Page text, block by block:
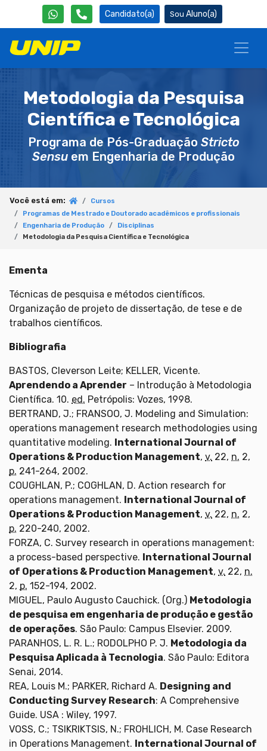
Candidato(a) Aluno(a)
Metodologia da Pesquisa
Científica e Tecnológica
Programa de Pós-Graduação Stricto
Sensu em Engenharia de Produção
Você está em:
Cursos
Programas de Mestrado e Doutorado acadêmicos e profissionais
Engenharia de Produção
Disciplinas
Metodologia da Pesquisa Científica e Tecnológica
Ementa
Técnicas de pesquisa e métodos científicos.
Organização de projeto de dissertação, de tese e de
trabalhos científicos.
Bibliografia
BASTOS, Cleverson Leite; KELLER, Vicente.
Aprendendo a Aprender – Introdução à Metodologia
Científica. 10. ed. Petrópolis: Vozes, 1998.
BERTRAND, J.; FRANSOO, J. Modeling and Simulation:
operations management research methodologies using
quantitative modeling. International Journal of
Operations & Production Management, v. 22, n. 2,
p. 241-264, 2002.
COUGHLAN, P.; COGHLAN, D. Action research for
operations management. International Journal of
Operations & Production Management, v. 22, n. 2,
p. 220-240, 2002.
FORZA, C. Survey research in operations management:
a process-based perspective. International Journal
of Operations & Production Management, v. 22, n.
2, p. 152-194, 2002.
MIGUEL, Paulo Augusto Cauchick. (Org.) Metodologia
de pesquisa em engenharia de produção e gestão
de operações. São Paulo: Campus Elsevier. 2009.
PARANHOS, L. R. L.; RODOLPHO P. J. Metodologia da
Pesquisa Aplicada à Tecnologia. São Paulo: Editora
Senai, 2014.
REA, Louis M.; PARKER, Richard A. Designing and
Conducting Survey Research: A Comprehensive
Guide. USA : Wiley, 1997.
VOSS, C.; TSIKRIKTSIS, N.; FROHLICH, M. Case Research
in Operations Management. International Journal of